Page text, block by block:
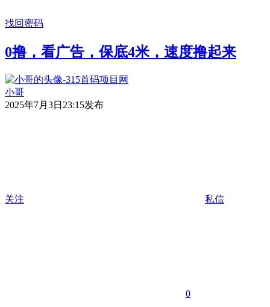
找回密码
0撸，看广告，保底4米，速度撸起来
小哥
2025年7月3日23:15发布
关注 私信
0